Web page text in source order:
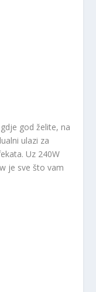
god želite, na
ulazi za
Uz 240W
je sve što vam